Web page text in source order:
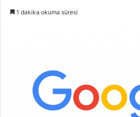
1 dakika okuma süresi